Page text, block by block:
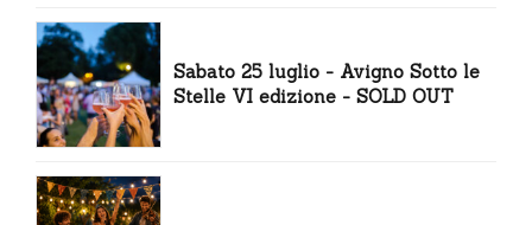
Sabato 25 luglio - Avigno Sotto le
Stelle VI edizione - SOLD OUT